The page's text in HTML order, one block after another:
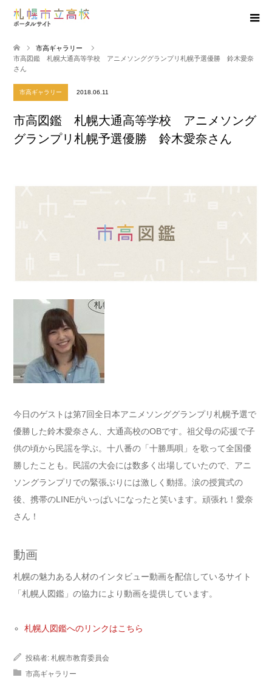
市高ギャラリー
市高図鑑 札幌大通高等学校 アニメソンググランプリ札幌予選優勝 鈴木愛奈
さん
市高ギャラリー 2018.06.11
市高図鑑 札幌大通高等学校 アニメソング
グランプリ札幌予選優勝 鈴木愛奈さん
今日のゲストは第7回全日本アニメソンググランプリ札幌予選で
優勝した鈴木愛奈さん、大通高校のOBです。祖父母の応援で子
供の頃から民謡を学ぶ。十八番の「十勝馬唄」を歌って全国優
勝したことも。民謡の大会には数多く出場していたので、アニ
ソングランプリでの緊張ぶりには激しく動揺。涙の授賞式の
後、携帯のLINEがいっぱいになったと笑います。頑張れ！愛奈
さん！
動画
札幌の魅力ある人材のインタビュー動画を配信しているサイト
「札幌人図鑑」の協力により動画を提供しています。
札幌人図鑑へのリンクはこちら
投稿者: 札幌市教育委員会
市高ギャラリー